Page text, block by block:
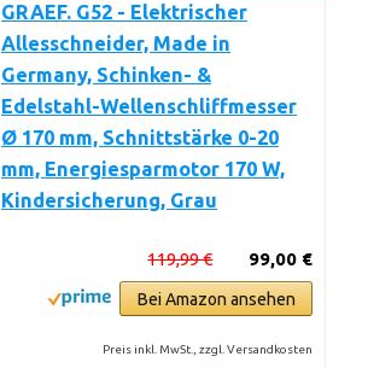
GRAEF. G52 - Elektrischer
Allesschneider, Made in
Germany, Schinken- &
Edelstahl-Wellenschliffmesser
Ø 170 mm, Schnittstärke 0-20
mm, Energiesparmotor 170 W,
Kindersicherung, Grau
99,00 €
119,99 €
Bei Amazon ansehen
Preis inkl. MwSt., zzgl. Versandkosten